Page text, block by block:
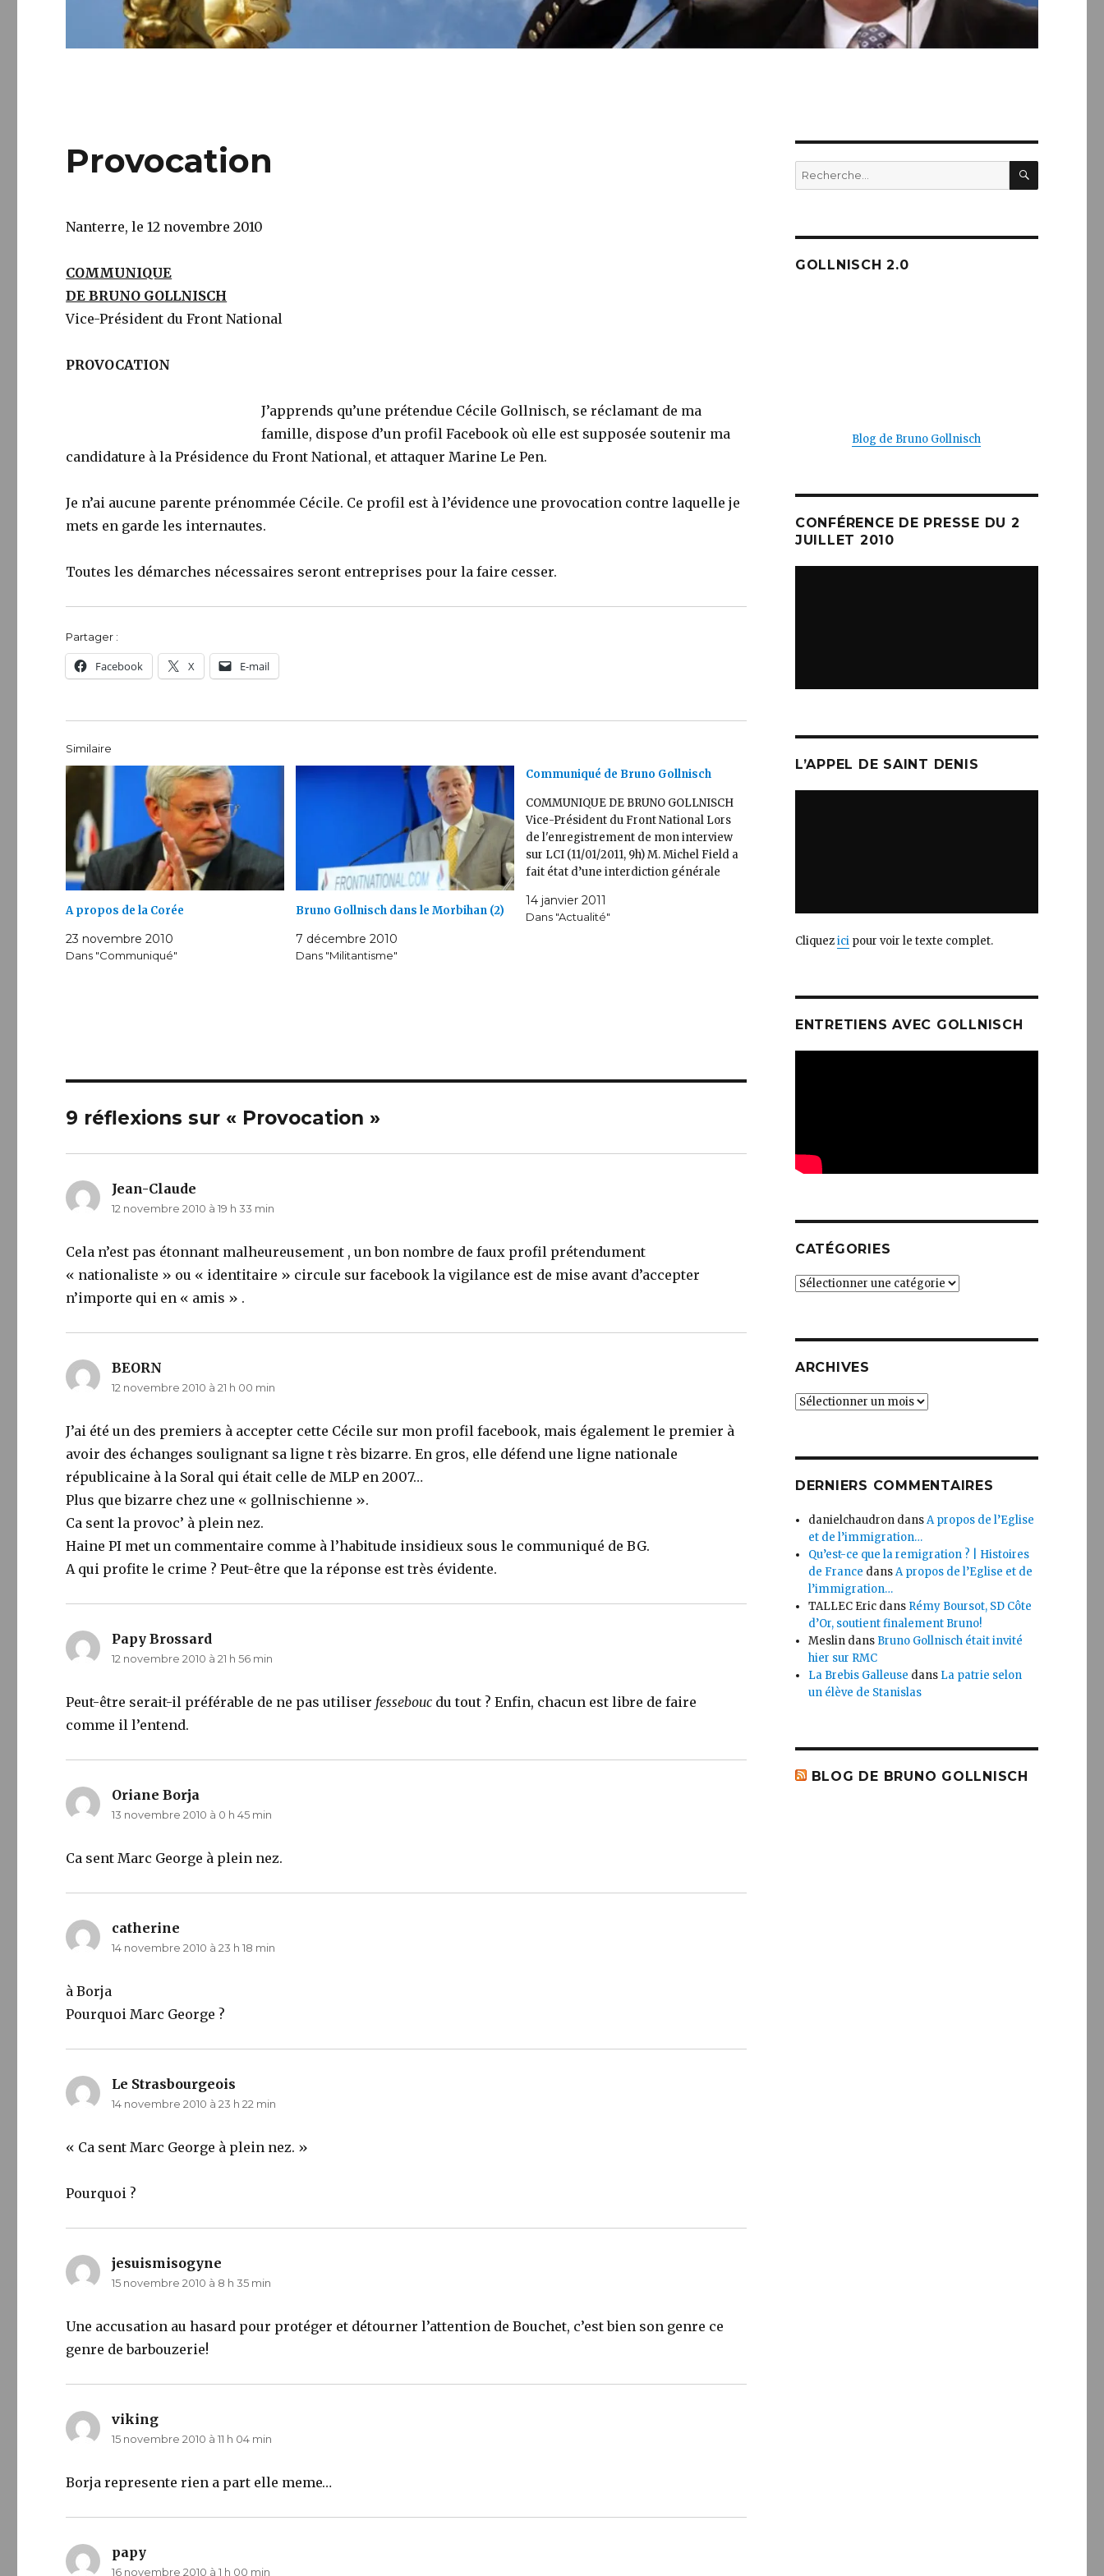
Provocation
Nanterre, le 12 novembre 2010
COMMUNIQUE
DE BRUNO GOLLNISCH
Vice-Président du Front National
PROVOCATION
J’apprends qu’une prétendue Cécile Gollnisch, se réclamant de ma
famille, dispose d’un profil Facebook où elle est supposée soutenir ma
candidature à la Présidence du Front National, et attaquer Marine Le Pen.
Je n’ai aucune parente prénommée Cécile. Ce profil est à l’évidence une provocation contre laquelle je
mets en garde les internautes.
Toutes les démarches nécessaires seront entreprises pour la faire cesser.
Partager :
Facebook X E-mail
Similaire
A propos de la Corée
23 novembre 2010
Dans "Communiqué"
Bruno Gollnisch dans le Morbihan (2)
7 décembre 2010
Dans "Militantisme"
Communiqué de Bruno Gollnisch
COMMUNIQUE DE BRUNO GOLLNISCH
Vice-Président du Front National Lors
de l'enregistrement de mon interview
sur LCI (11/01/2011, 9h) M. Michel Field a
fait état d’une interdiction générale
d’accéder au Congrès du Front National.
Cette information émane aussi d’une
14 janvier 2011
Dans "Actualité"
9 réflexions sur « Provocation »
Jean-Claude
12 novembre 2010 à 19 h 33 min
Cela n’est pas étonnant malheureusement , un bon nombre de faux profil prétendument
« nationaliste » ou « identitaire » circule sur facebook la vigilance est de mise avant d’accepter
n’importe qui en « amis » .
BEORN
12 novembre 2010 à 21 h 00 min
J’ai été un des premiers à accepter cette Cécile sur mon profil facebook, mais également le premier à
avoir des échanges soulignant sa ligne t rès bizarre. En gros, elle défend une ligne nationale
républicaine à la Soral qui était celle de MLP en 2007…
Plus que bizarre chez une « gollnischienne ».
Ca sent la provoc’ à plein nez.
Haine PI met un commentaire comme à l’habitude insidieux sous le communiqué de BG.
A qui profite le crime ? Peut-être que la réponse est très évidente.
Papy Brossard
12 novembre 2010 à 21 h 56 min
Peut-être serait-il préférable de ne pas utiliser fessebouc du tout ? Enfin, chacun est libre de faire
comme il l’entend.
Oriane Borja
13 novembre 2010 à 0 h 45 min
Ca sent Marc George à plein nez.
catherine
14 novembre 2010 à 23 h 18 min
à Borja
Pourquoi Marc George ?
Le Strasbourgeois
14 novembre 2010 à 23 h 22 min
« Ca sent Marc George à plein nez. »
Pourquoi ?
jesuismisogyne
15 novembre 2010 à 8 h 35 min
Une accusation au hasard pour protéger et détourner l’attention de Bouchet, c’est bien son genre ce
genre de barbouzerie!
viking
15 novembre 2010 à 11 h 04 min
Borja represente rien a part elle meme…
papy
16 novembre 2010 à 1 h 00 min
Recherche
pour :
GOLLNISCH 2.0
Blog de Bruno Gollnisch
CONFÉRENCE DE PRESSE DU 2
JUILLET 2010
L’APPEL DE SAINT DENIS
Cliquezicipour voir le texte complet.
ENTRETIENS AVEC GOLLNISCH
CATÉGORIES
Catégories
ARCHIVES
Archives
DERNIERS COMMENTAIRES
danielchaudron dansA propos de l’Eglise
et de l’immigration…
Qu’est-ce que la remigration ? | Histoires
de France dansA propos de l’Eglise et de
l’immigration…
TALLEC Eric dans Rémy Boursot, SD Côte
d’Or, soutient finalement Bruno!
Meslin dans Bruno Gollnisch était invité
hier sur RMC
La Brebis Galleuse dans La patrie selon
un élève de Stanislas
BLOG DE BRUNO GOLLNISCH